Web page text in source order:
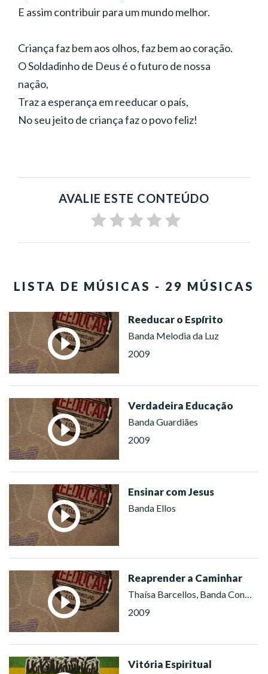
E assim contribuir para um mundo melhor.
Criança faz bem aos olhos, faz bem ao coração.
O Soldadinho de Deus é o futuro de nossa
nação,
Traz a esperança em reeducar o país,
No seu jeito de criança faz o povo feliz!
AVALIE ESTE CONTEÚDO
LISTA DE MÚSICAS - 29 MÚSICAS
Reeducar o Espírito
Banda Melodia da Luz
2009
Verdadeira Educação
Banda Guardiães
2009
Ensinar com Jesus
Banda Ellos
Reaprender a Caminhar
Thaísa Barcellos, Banda Conexão Divina
2009
Vitória Espiritual